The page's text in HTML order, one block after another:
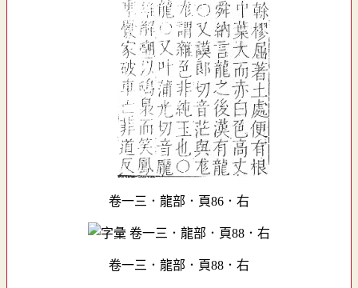
卷一三．龍部．頁86．右
卷一三．龍部．頁88．右